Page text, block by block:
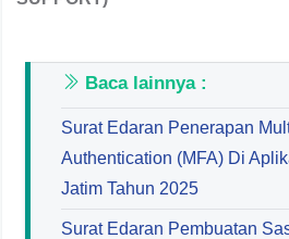
Baca lainnya :
Surat Edaran Penerapan
Authentication (MFA) Di
Jatim Tahun 2025
Surat Edaran Pembuatan